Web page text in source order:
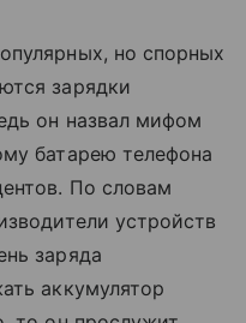
но спорных
зарядки
он назвал мифом
батарею телефона
По словам
устройств
заряда
аккумулятор